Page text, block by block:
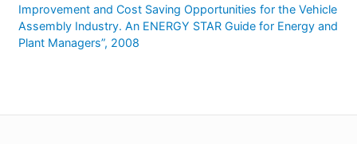
Improvement and Cost Saving Opportunities for the Vehicle
Assembly Industry. An ENERGY STAR Guide for Energy and
Plant Managers”, 2008